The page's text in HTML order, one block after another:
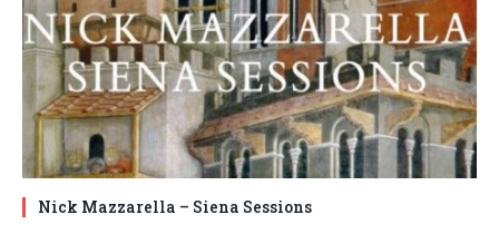
Nick Mazzarella – Siena Sessions